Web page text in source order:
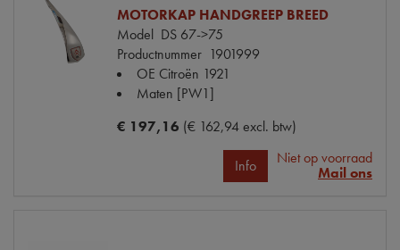
MOTORKAP HANDGREEP BREED
Model DS 67->75
Productnummer 1901999
OE Citroën 1921
Maten [PW1]
€ 197,16 (€ 162,94 excl. btw)
Info
Niet op voorraad
Mail ons